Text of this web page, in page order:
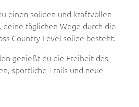
einen soliden und kraftvollen
täglichen Wege durch die
Country Level solide besteht.
genießt du die Freiheit des
sportliche Trails und neue